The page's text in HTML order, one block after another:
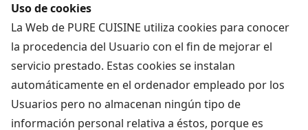
Uso de cookies
La Web de PURE CUISINE utiliza cookies para conocer
la procedencia del Usuario con el fin de mejorar el
servicio prestado. Estas cookies se instalan
automáticamente en el ordenador empleado por los
Usuarios pero no almacenan ningún tipo de
información personal relativa a éstos, porque es